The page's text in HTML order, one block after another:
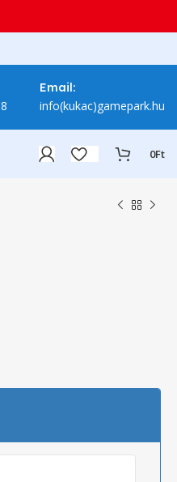
Email:
info(kukac)gamepark.hu
0Ft